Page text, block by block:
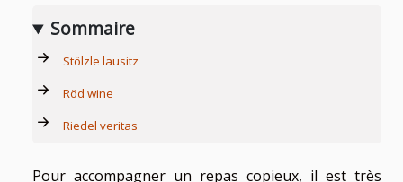
Sommaire
Stölzle lausitz
Röd wine
Riedel veritas
Pour accompagner un repas copieux, il est très